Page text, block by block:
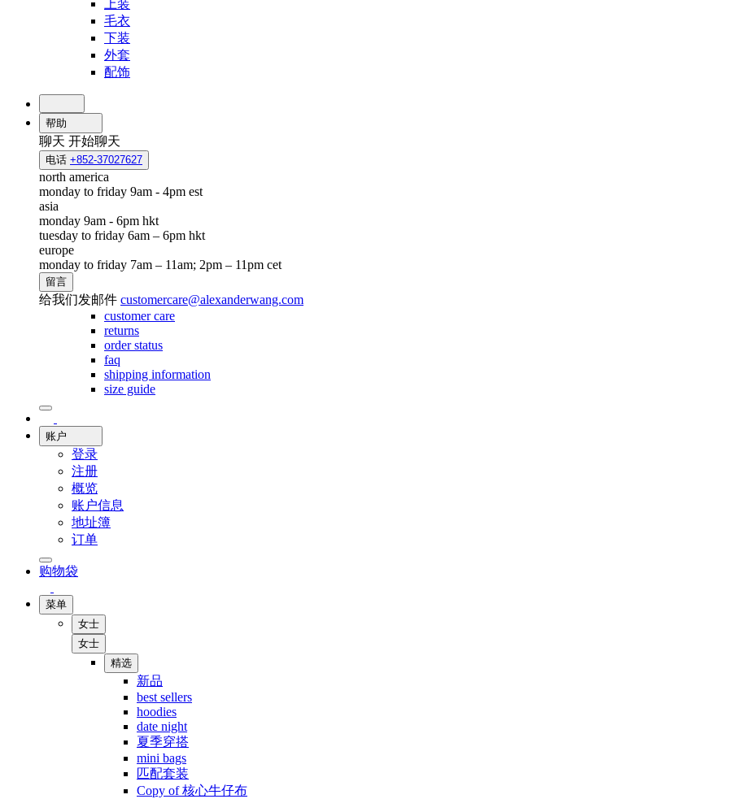
上装
毛衣
下装
外套
配饰
帮助
聊天 开始聊天
电话 +852-37027627
north america
monday to friday 9am - 4pm est
asia
monday 9am - 6pm hkt
tuesday to friday 6am – 6pm hkt
europe
monday to friday 7am – 11am; 2pm – 11pm cet
留言
给我们发邮件 customercare@alexanderwang.com
customer care
returns
order status
faq
shipping information
size guide
账户
登录
注册
概览
账户信息
地址簿
订单
购物袋
菜单
女士
女士
精选
新品
best sellers
hoodies
date night
夏季穿搭
mini bags
匹配套装
Copy of 核心牛仔布